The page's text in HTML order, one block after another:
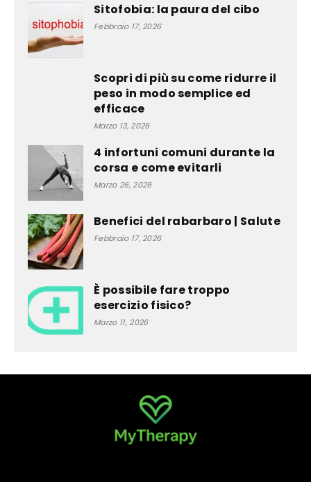
Sitofobia: la paura del cibo
Febbraio 17, 2026
Scopri di più su come ridurre il
peso in modo semplice ed
efficace
Marzo 13, 2026
4 infortuni comuni durante la
corsa e come evitarli
Marzo 26, 2026
Benefici del rabarbaro | Salute
Febbraio 17, 2026
È possibile fare troppo
esercizio fisico?
Marzo 11, 2026